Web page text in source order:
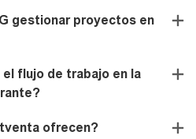
gestionar proyectos en
flujo de trabajo en la
ofrecen?